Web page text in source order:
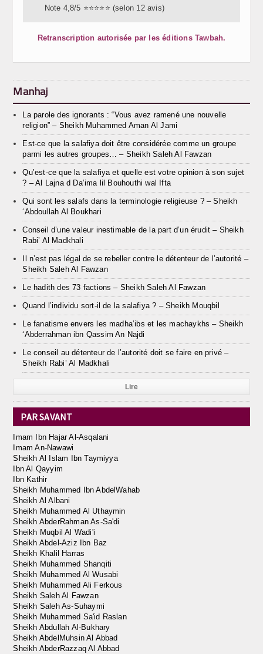
Note 4,8/5 ⭐⭐⭐⭐⭐ (selon 12 avis)
Retranscription autorisée par les éditions Tawbah.
Manhaj
La parole des ignorants : “Vous avez ramené une nouvelle
religion” – Sheikh Muhammed Aman Al Jami
Est-ce que la salafiya doit être considérée comme un groupe
parmi les autres groupes… – Sheikh Saleh Al Fawzan
Qu’est-ce que la salafiya et quelle est votre opinion à son sujet
? – Al Lajna d Da’ima lil Bouhouthi wal Ifta
Qui sont les salafs dans la terminologie religieuse ? – Sheikh
‘Abdoullah Al Boukhari
Conseil d’une valeur inestimable de la part d’un érudit – Sheikh
Rabi’ Al Madkhali
Il n’est pas légal de se rebeller contre le détenteur de l’autorité –
Sheikh Saleh Al Fawzan
Le hadith des 73 factions – Sheikh Saleh Al Fawzan
Quand l’individu sort-il de la salafiya ? – Sheikh Mouqbil
Le fanatisme envers les madha’ibs et les machaykhs – Sheikh
‘Abderrahman ibn Qassim An Najdi
Le conseil au détenteur de l’autorité doit se faire en privé –
Sheikh Rabi’ Al Madkhali
Lire
PAR SAVANT
Imam Ibn Hajar Al-Asqalani
Imam An-Nawawi
Sheikh Al Islam Ibn Taymiyya
Ibn Al Qayyim
Ibn Kathir
Sheikh Muhammed Ibn AbdelWahab
Sheikh Al Albani
Sheikh Muhammed Al Uthaymin
Sheikh AbderRahman As-Sa'di
Sheikh Muqbil Al Wadi'i
Sheikh Abdel-Aziz Ibn Baz
Sheikh Khalil Harras
Sheikh Muhammed Shanqiti
Sheikh Muhammed Al Wusabi
Sheikh Muhammed Ali Ferkous
Sheikh Saleh Al Fawzan
Sheikh Saleh As-Suhaymi
Sheikh Muhammed Sa'id Raslan
Sheikh Abdullah Al-Bukhary
Sheikh AbdelMuhsin Al Abbad
Sheikh AbderRazzaq Al Abbad